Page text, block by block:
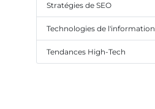
Stratégies de SEO
Technologies de l'information
Tendances High-Tech